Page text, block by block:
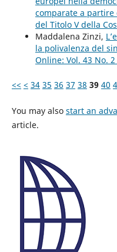
comparate a partire
del Titolo V della
Maddalena Zinzi,
la polivalenza del
Online: Vol. 43 No.
<< < 34 35 36 37 38 39 40
You may also start an
article.